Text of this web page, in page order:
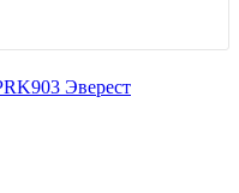
Эверест